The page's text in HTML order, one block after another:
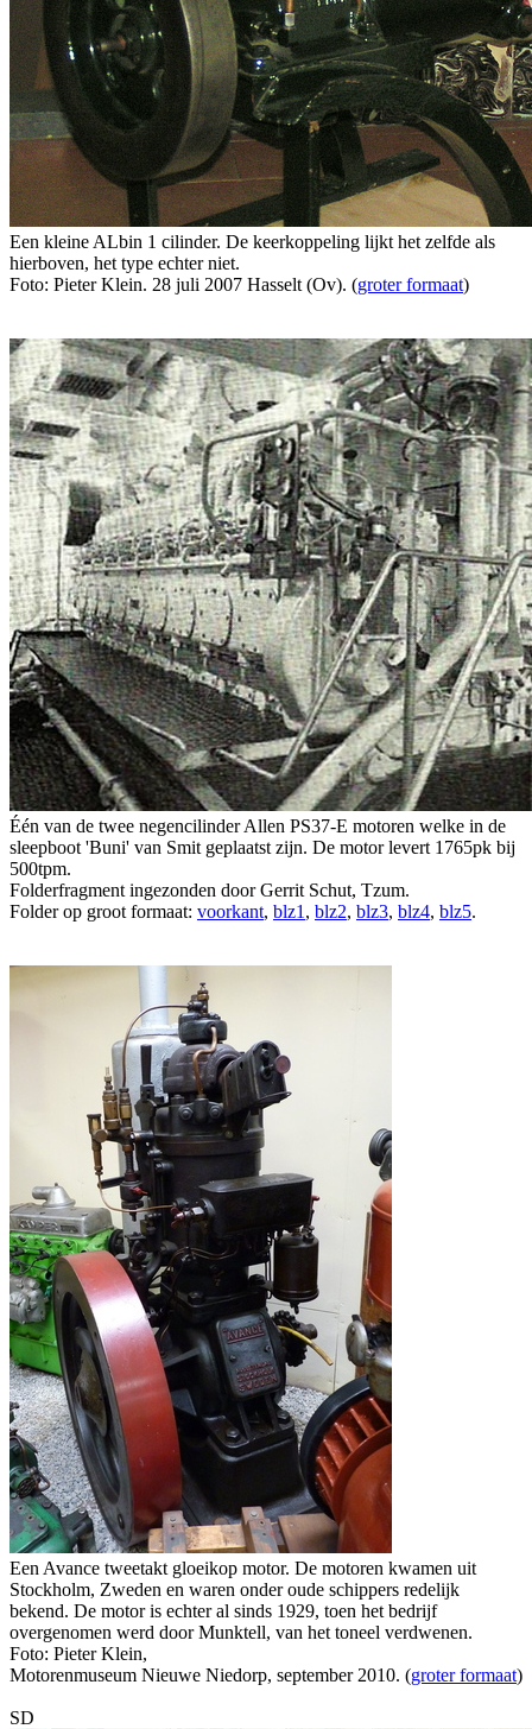
Een kleine ALbin 1 cilinder. De keerkoppeling lijkt het zelfde als
hierboven, het type echter niet.
Foto: Pieter Klein. 28 juli 2007 Hasselt (Ov). (groter formaat)
Één van de twee negencilinder Allen PS37-E motoren welke in de
sleepboot 'Buni' van Smit geplaatst zijn. De motor levert 1765pk bij
500tpm.
Folderfragment ingezonden door Gerrit Schut, Tzum.
Folder op groot formaat: voorkant, blz1 , blz2, blz3, blz4, blz5.
Een Avance tweetakt gloeikop motor. De motoren kwamen uit
Stockholm, Zweden en waren onder oude schippers redelijk
bekend. De motor is echter al sinds 1929, toen het bedrijf
overgenomen werd door Munktell, van het toneel verdwenen.
Foto: Pieter Klein,
Motorenmuseum Nieuwe Niedorp, september 2010. (groter formaat)
SD